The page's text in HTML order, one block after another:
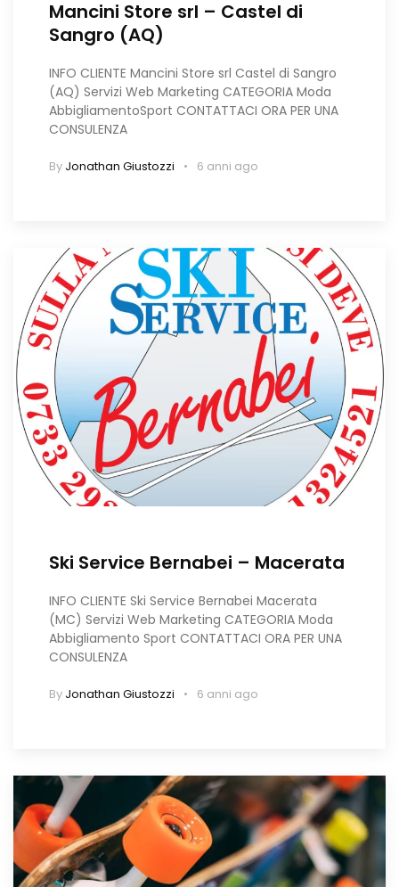
Mancini Store srl – Castel di
Sangro (AQ)
INFO CLIENTE Mancini Store srl Castel di Sangro
(AQ) Servizi Web Marketing CATEGORIA Moda
AbbigliamentoSport CONTATTACI ORA PER UNA
CONSULENZA
By Jonathan Giustozzi 6 anni ago
Ski Service Bernabei – Macerata
INFO CLIENTE Ski Service Bernabei Macerata
(MC) Servizi Web Marketing CATEGORIA Moda
Abbigliamento Sport CONTATTACI ORA PER UNA
CONSULENZA
By Jonathan Giustozzi 6 anni ago